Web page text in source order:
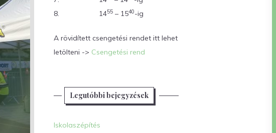
8.
1455 – 1540-ig
A rövidített csengetési rendet itt lehet
letölteni -> Csengetési rend
Legutóbbi bejegyzések
Iskolaszépítés